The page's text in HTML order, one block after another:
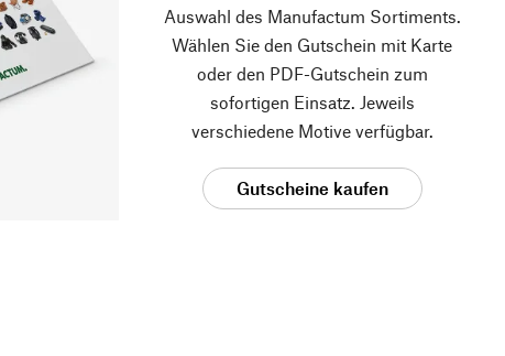
Auswahl des Manufactum Sortiments.
Wählen Sie den Gutschein mit Karte
oder den PDF-Gutschein zum
sofortigen Einsatz. Jeweils
verschiedene Motive verfügbar.
Gutscheine kaufen